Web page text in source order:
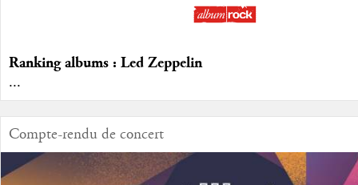
Ranking albums : Led Zeppelin
...
Compte-rendu de concert